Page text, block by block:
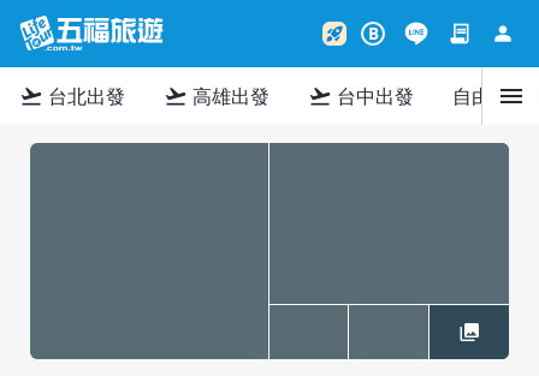
rocket_launch B contract person
flight_takeoff 台北出發 flight_takeoff 高雄出發 flight_takeoff 台中出發 自由行menu